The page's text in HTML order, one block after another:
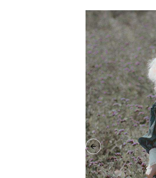
Previous slide